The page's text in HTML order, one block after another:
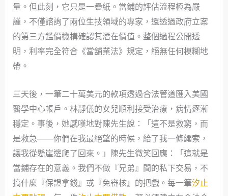
量。但此刻，它只是一疊紙。當鋪的評估流程極為嚴
謹，不僅諮詢了兩位生技領域的專家，還透過政府立案
的第三方鑑價機構確認其潛在價值。整個過程公開透
明，利率完全符合《當舖業法》規定，絕無任何模糊地
帶。
三天後，一筆二十萬美元的款項透過合法管道匯入美國
醫學中心帳戶。林靜儀的女兒順利接受治療，病情逐漸
穩定。事後，她感嘆地對陳先生說：「這不是救窮，而
是救急——你們在我最絕望的時候，給了我一條繩索，
讓我從懸崖邊爬了回來。」陳先生微笑回應：「這就是
當鋪存在的意義。我們不做『兄弟』間的私下交易，不
搞什麼『保證拿錢』或『免審核』的把戲。每一筆汐止